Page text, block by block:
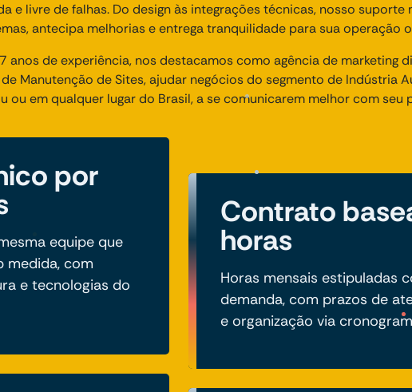
e livre de falhas. Do design às integrações técnicas, nosso suporte
antecipa melhorias e entrega tranquilidade para sua operação
anos de experiência, nos destacamos como agência de marketing
Manutenção de Sites, ajudar negócios do segmento de Indústria
ou em qualquer lugar do Brasil, a se comunicarem melhor com seu
por
equipe que
medida, com
e tecnologias do
Contrato
horas
Horas mensais estipuladas
demanda, com prazos de
e organização via